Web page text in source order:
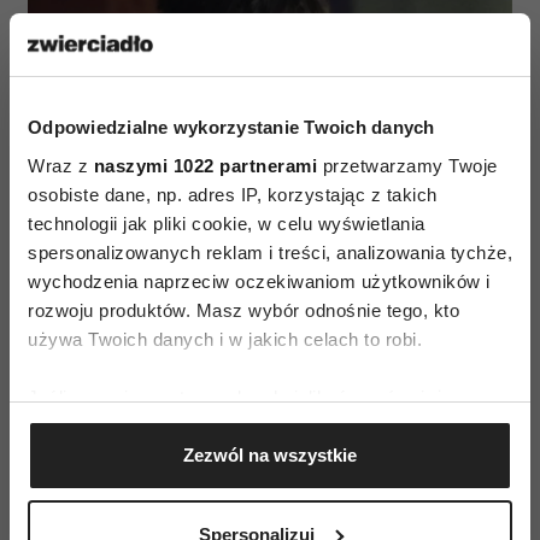
Odpowiedzialne wykorzystanie Twoich danych
Wraz z naszymi 1022 partnerami przetwarzamy Twoje
osobiste dane, np. adres IP, korzystając z takich
technologii jak pliki cookie, w celu wyświetlania
spersonalizowanych reklam i treści, analizowania tychże,
wychodzenia naprzeciw oczekiwaniom użytkowników i
rozwoju produktów. Masz wybór odnośnie tego, kto
używa Twoich danych i w jakich celach to robi.
Jeśli wyrazisz na to zgodę, chcielibyśmy również:
Gromadzić dane dotyczące Twojej lokalizacji
geograficznej z dokładnością nawet do kilku metrów
Identyfikować Twoje urządzenie, aktywnie
Zezwól na wszystkie
Spersonalizuj
Gdzie kończy się lojalność?